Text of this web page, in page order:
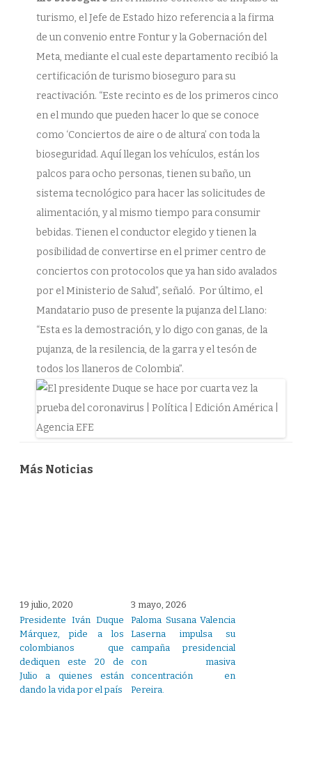
turismo, el Jefe de Estado hizo referencia a la firma
de un convenio entre Fontur y la Gobernación del
Meta, mediante el cual este departamento recibió la
certificación de turismo bioseguro para su
reactivación. “Este recinto es de los primeros cinco
en el mundo que pueden hacer lo que se conoce
como ‘Conciertos de aire o de altura’ con toda la
bioseguridad. Aquí llegan los vehículos, están los
palcos para ocho personas, tienen su baño, un
sistema tecnológico para hacer las solicitudes de
alimentación, y al mismo tiempo para consumir
bebidas. Tienen el conductor elegido y tienen la
posibilidad de convertirse en el primer centro de
conciertos con protocolos que ya han sido avalados
por el Ministerio de Salud”, señaló. Por último, el
Mandatario puso de presente la pujanza del Llano:
“Esta es la demostración, y lo digo con ganas, de la
pujanza, de la resilencia, de la garra y el tesón de
todos los llaneros de Colombia”.
Más Noticias
19 julio, 2020
Presidente Iván Duque
Márquez, pide a los
colombianos que
dediquen este 20 de
Julio a quienes están
dando la vida por el país
3 mayo, 2026
Paloma Susana Valencia
Laserna impulsa su
campaña presidencial
con masiva
concentración en
Pereira.